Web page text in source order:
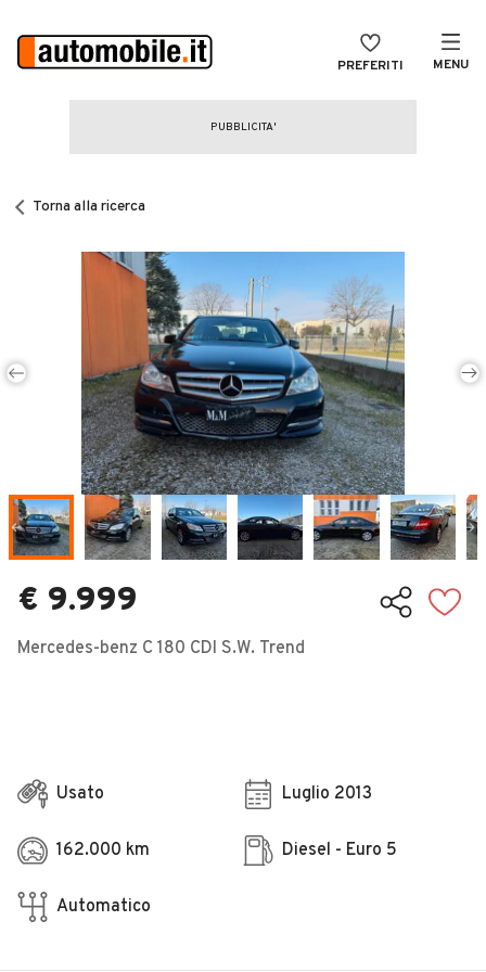
PREFERITI MENU
CERCA
Auto Nuove
Noleggio a lungo termine
Auto d'epoca
Moto
Camper
Veicoli Commerciali
Concessionari
Torna alla ricerca
€ 9.999
Mercedes-benz C 180 CDI S.W. Trend
Usato Luglio 2013
162.000 km Diesel - Euro 5
Automatico